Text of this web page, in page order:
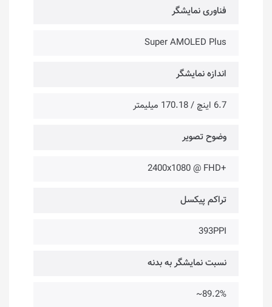
فناوری نمایشگر
Super AMOLED Plus
اندازه نمایشگر
6.7 اینچ / 170.18 میلیمتر
وضوح تصویر
+2400x1080 @ FHD
تراکم پیکسل
393PPI
نسبت نمایشگر به بدنه
89.2%~